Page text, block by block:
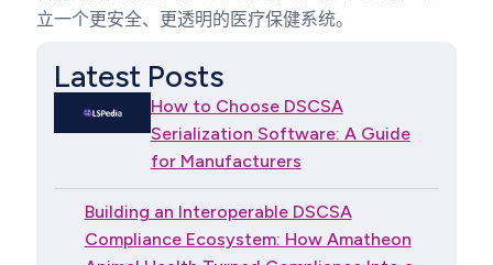
立一个更安全、更透明的医疗保健系统。
Latest Posts
How to Choose DSCSA
Serialization Software: A Guide
for Manufacturers
Building an Interoperable DSCSA
Compliance Ecosystem: How Amatheon